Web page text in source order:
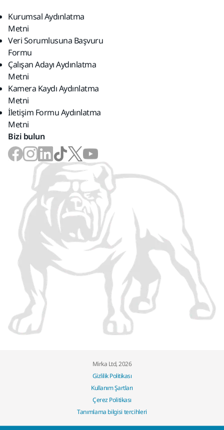
Kurumsal Aydınlatma
Metni
Veri Sorumlusuna Başvuru
Formu
Çalışan Adayı Aydınlatma
Metni
Kamera Kaydı Aydınlatma
Metni
İletişim Formu Aydınlatma
Metni
Bizi bulun
Mirka Ltd, 2026
Gizlilik Politikası
Kullanım Şartları
Çerez Politikası
Tanımlama bilgisi tercihleri